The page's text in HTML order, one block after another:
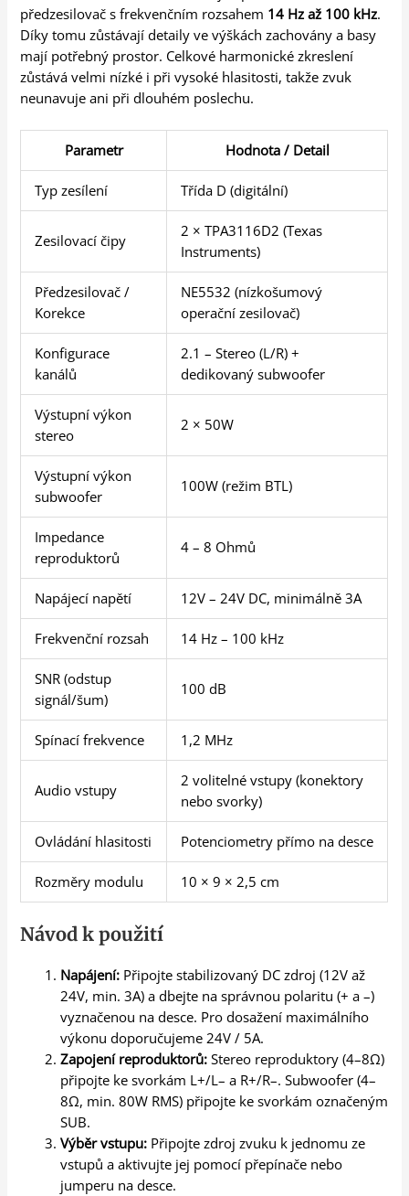
předzesilovač s frekvenčním rozsahem 14 Hz až 100 kHz.
Díky tomu zůstávají detaily ve výškách zachovány a basy
mají potřebný prostor. Celkové harmonické zkreslení
zůstává velmi nízké i při vysoké hlasitosti, takže zvuk
neunavuje ani při dlouhém poslechu.
Parametr Hodnota / Detail
Typ zesílení Třída D (digitální)
Zesilovací čipy
2 × TPA3116D2 (Texas
Instruments)
Předzesilovač /
Korekce
NE5532 (nízkošumový
operační zesilovač)
Konfigurace
kanálů
2.1 – Stereo (L/R) +
dedikovaný subwoofer
Výstupní výkon
stereo
2 × 50W
Výstupní výkon
subwoofer
100W (režim BTL)
Impedance
reproduktorů
4 – 8 Ohmů
Napájecí napětí 12V – 24V DC, minimálně 3A
Frekvenční rozsah 14 Hz – 100 kHz
SNR (odstup
signál/šum)
100 dB
Spínací frekvence 1,2 MHz
Audio vstupy
2 volitelné vstupy (konektory
nebo svorky)
Ovládání hlasitosti Potenciometry přímo na desce
Rozměry modulu 10 × 9 × 2,5 cm
Návod k použití
Napájení: Připojte stabilizovaný DC zdroj (12V až
24V, min. 3A) a dbejte na správnou polaritu (+ a –)
vyznačenou na desce. Pro dosažení maximálního
výkonu doporučujeme 24V / 5A.
Zapojení reproduktorů: Stereo reproduktory (4–8Ω)
připojte ke svorkám L+/L– a R+/R–. Subwoofer (4–
8Ω, min. 80W RMS) připojte ke svorkám označeným
SUB.
Výběr vstupu: Připojte zdroj zvuku k jednomu ze
vstupů a aktivujte jej pomocí přepínače nebo
jumperu na desce.